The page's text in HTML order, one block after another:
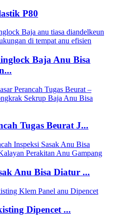
P80
Baja Anu Bisa
Tugas Beurat J...
Anu Bisa Diatur ...
Dipencet ...